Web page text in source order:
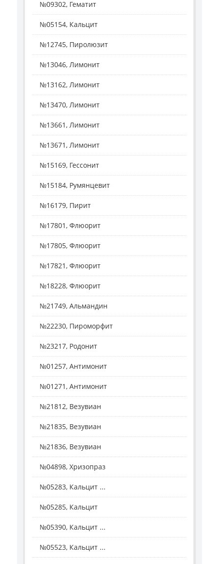
№09302, Гематит
№05154, Кальцит
№12745, Пиролюзит
№13046, Лимонит
№13162, Лимонит
№13470, Лимонит
№13661, Лимонит
№13671, Лимонит
№15169, Гессонит
№15184, Румянцевит
№16179, Пирит
№17801, Флюорит
№17805, Флюорит
№17821, Флюорит
№18228, Флюорит
№21749, Альмандин
№22230, Пироморфит
№23217, Родонит
№01257, Антимонит
№01271, Антимонит
№21812, Везувиан
№21835, Везувиан
№21836, Везувиан
№04898, Хризопраз
№05283, Кальцит ...
№05285, Кальцит
№05390, Кальцит ...
№05523, Кальцит ...